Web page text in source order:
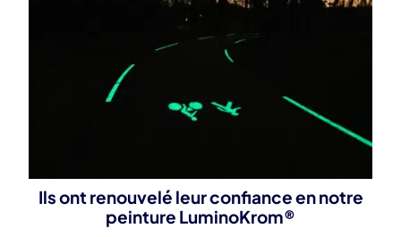
Ils ont renouvelé leur confiance en notre
peinture LuminoKrom®